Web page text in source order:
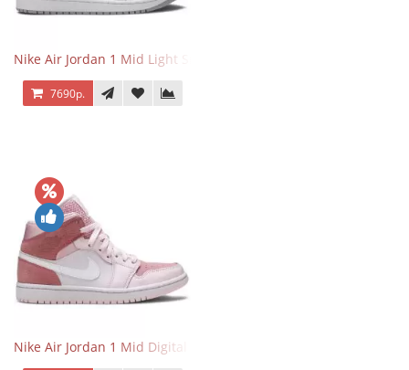
Nike Air Jordan 1 Mid Light Smoke Grey
7690р.
Nike Air Jordan 1 Mid Digital Pink